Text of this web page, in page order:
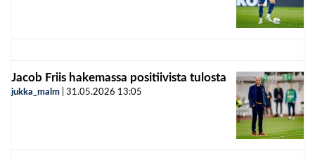
Jacob Friis hakemassa positiivista tulosta
jukka_malm 31.05.2026 13:05